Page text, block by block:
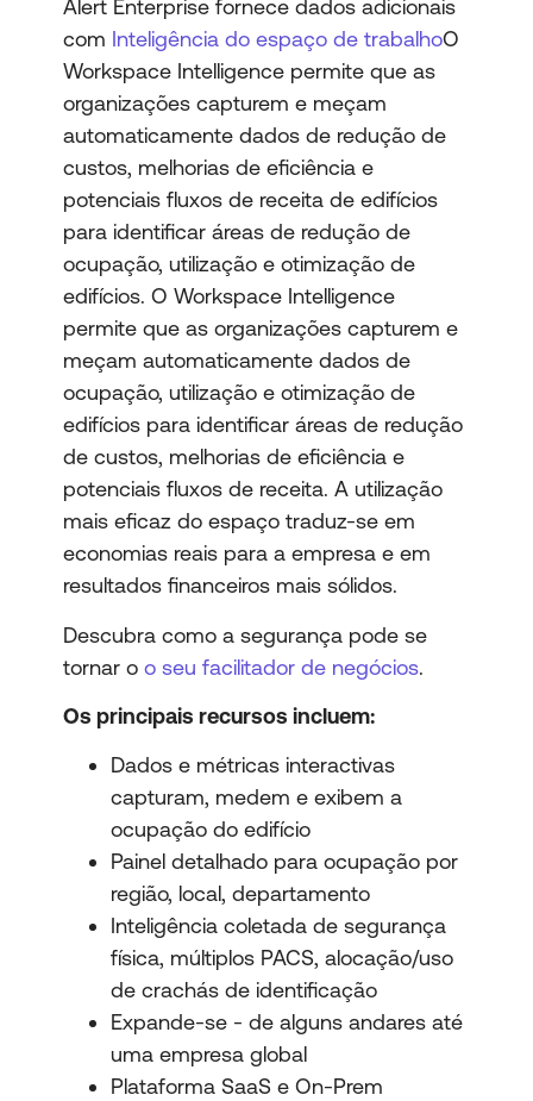
Alert Enterprise fornece dados adicionais
com Inteligência do espaço de trabalhoO
Workspace Intelligence permite que as
organizações capturem e meçam
automaticamente dados de redução de
custos, melhorias de eficiência e
potenciais fluxos de receita de edifícios
para identificar áreas de redução de
ocupação, utilização e otimização de
edifícios. O Workspace Intelligence
permite que as organizações capturem e
meçam automaticamente dados de
ocupação, utilização e otimização de
edifícios para identificar áreas de redução
de custos, melhorias de eficiência e
potenciais fluxos de receita. A utilização
mais eficaz do espaço traduz-se em
economias reais para a empresa e em
resultados financeiros mais sólidos.
Descubra como a segurança pode se
tornar o o seu facilitador de negócios.
Os principais recursos incluem:
Dados e métricas interactivas
capturam, medem e exibem a
ocupação do edifício
Painel detalhado para ocupação por
região, local, departamento
Inteligência coletada de segurança
física, múltiplos PACS, alocação/uso
de crachás de identificação
Expande-se - de alguns andares até
uma empresa global
Plataforma SaaS e On-Prem